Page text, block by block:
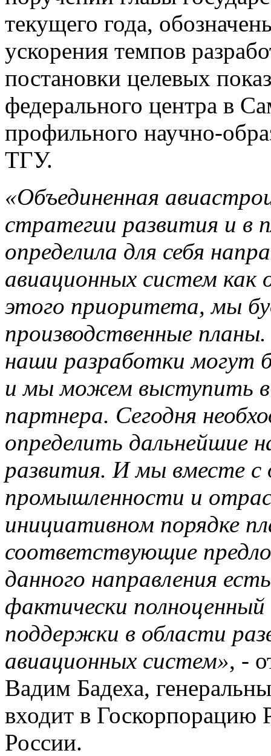
текущего года,
ускорения темпов
постановки целевых
федерального центра в
профильного научно-
ТГУ.
«Объединенная
стратегии развития и в
определила для себя
авиационных систем как
этого приоритета, мы
производственные
наши разработки могут
и мы можем выступить в
партнера. Сегодня
определить дальнейшие
развития. И мы вместе с
промышленности и
инициативном порядке
соответствующие
данного направления
фактически
поддержки в области
авиационных систем», -
Вадим Бадеха,
входит в
России.